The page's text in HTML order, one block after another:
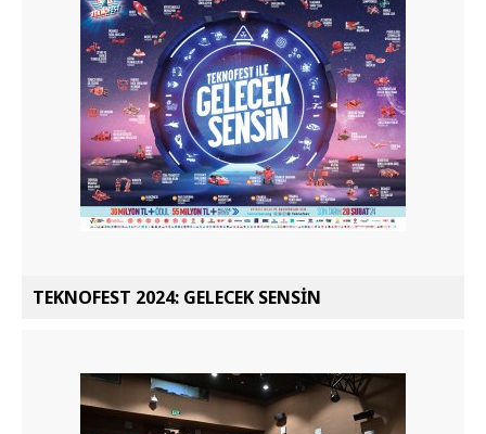
TEKNOFEST 2024: GELECEK SENSİN